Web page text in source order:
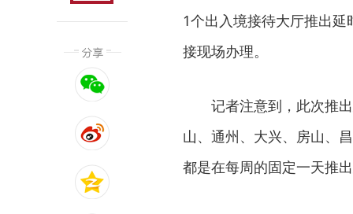
1个出入境接待大厅推出
接现场办理。
记者注意到，此次推
山、通州、大兴、房山、
都是在每周的固定一天推